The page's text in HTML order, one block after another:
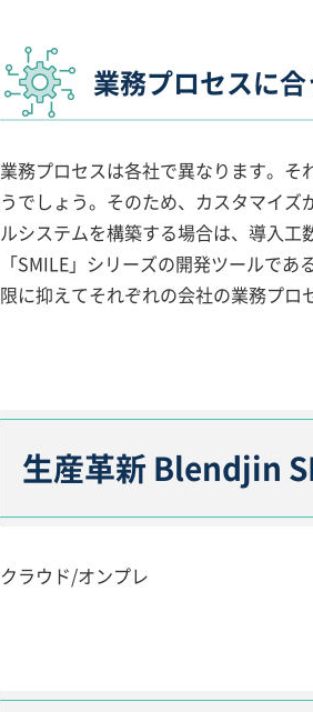
業務プロセスに
業務プロセスは各社で異なります。
うでしょう。そのため、カスタマイ
ルシステムを構築する場合は、導入
「SMILE」シリーズの開発ツールで
限に抑えてそれぞれの会社の業務プロ
生産革新 Blendjin
クラウド/オンプレ